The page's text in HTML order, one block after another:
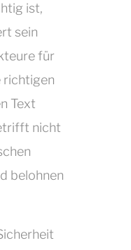
ist,
sein
für
richtigen
Text
nicht
belohnen